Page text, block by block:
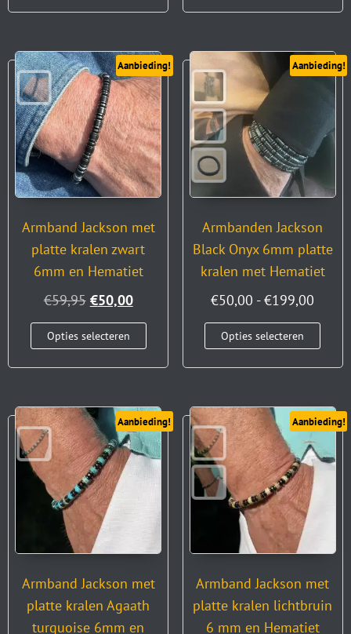
Aanbieding!
Armband Jackson met
platte kralen zwart
6mm en Hematiet
€59,95 €50,00
Opties selecteren
Aanbieding!
Armbanden Jackson
Black Onyx 6mm platte
kralen met Hematiet
€50,00 - €199,00
Opties selecteren
Aanbieding!
Armband Jackson met
platte kralen Agaath
turquoise 6mm en
Aanbieding!
Armband Jackson met
platte kralen lichtbruin
6 mm en Hematiet